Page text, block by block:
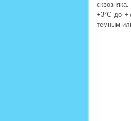
+3°С до
темным